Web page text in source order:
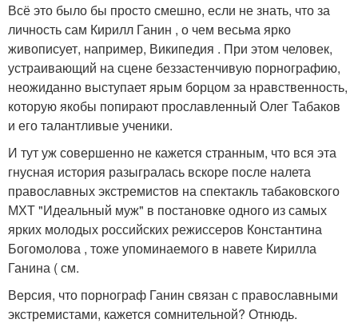
Всё это было бы просто смешно, если не знать, что за
личность сам Кирилл Ганин , о чем весьма ярко
живописует, например, Википедия . При этом человек,
устраивающий на сцене беззастенчивую порнографию,
неожиданно выступает ярым борцом за нравственность,
которую якобы попирают прославленный Олег Табаков
и его талантливые ученики.
И тут уж совершенно не кажется странным, что вся эта
гнусная история разыгралась вскоре после налета
православных экстремистов на спектакль табаковского
МХТ "Идеальный муж" в постановке одного из самых
ярких молодых российских режиссеров Константина
Богомолова , тоже упоминаемого в навете Кирилла
Ганина ( см.
Версия, что порнограф Ганин связан с православными
экстремистами, кажется сомнительной? Отнюдь.